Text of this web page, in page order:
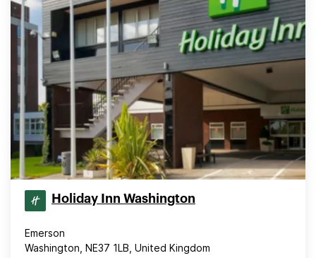
Holiday Inn Washington
Emerson
Washington, NE37 1LB, United Kingdom